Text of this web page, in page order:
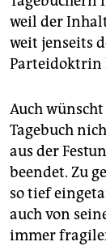
weil der
weit jenseits
Parteidoktrin
Auch
Tagebuch
aus der
beendet. Zu
so tief
auch von
immer